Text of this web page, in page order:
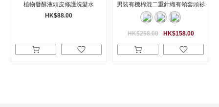
植物發酵液頭皮修護洗髮水
HK$88.00
男裝有機棉混二重針織有領套頭衫
HK$158.00
HK$258.00